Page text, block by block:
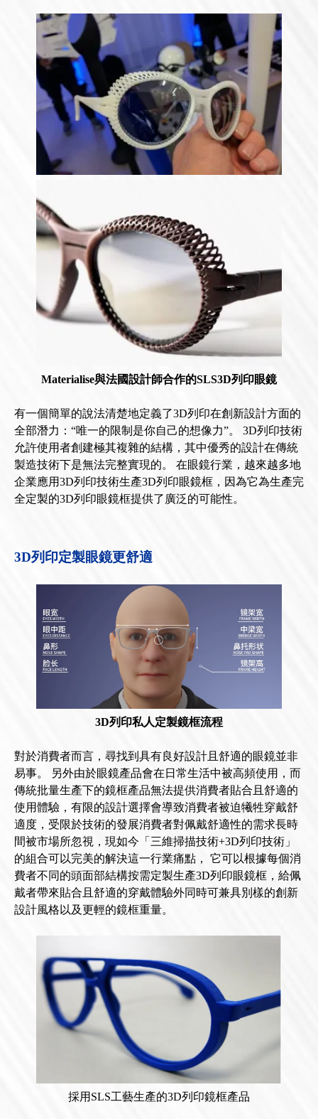
Materialise與法國設計師合作的SLS3D列印眼鏡
有一個簡單的說法清楚地定義了3D列印在創新設計方面的
全部潛力：“唯一的限制是你自己的想像力”。 3D列印技術
允許使用者創建極其複雜的結構，其中優秀的設計在傳統
製造技術下是無法完整實現的。 在眼鏡行業，越來越多地
企業應用3D列印技術生產3D列印眼鏡框，因為它為生產完
全定製的3D列印眼鏡框提供了廣泛的可能性。
3D列印定製眼鏡更舒適
3D列印私人定製鏡框流程
對於消費者而言，尋找到具有良好設計且舒適的眼鏡並非
易事。 另外由於眼鏡產品會在日常生活中被高頻使用，而
傳統批量生產下的鏡框產品無法提供消費者貼合且舒適的
使用體驗，有限的設計選擇會導致消費者被迫犧牲穿戴舒
適度，受限於技術的發展消費者對佩戴舒適性的需求長時
間被市場所忽視，現如今「三維掃描技術+3D列印技術」
的組合可以完美的解決這一行業痛點， 它可以根據每個消
費者不同的頭面部結構按需定製生產3D列印眼鏡框，給佩
戴者帶來貼合且舒適的穿戴體驗外同時可兼具別樣的創新
設計風格以及更輕的鏡框重量。
採用SLS工藝生產的3D列印鏡框產品